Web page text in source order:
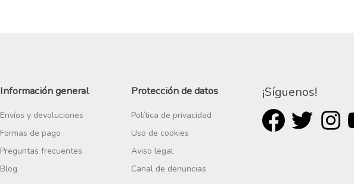
Información general
Envíos y devoluciones
Formas de pago
Preguntas frecuentes
Blog
Protección de datos
Política de privacidad
Uso de cookies
Aviso legal
Canal de denuncias
¡Síguenos!